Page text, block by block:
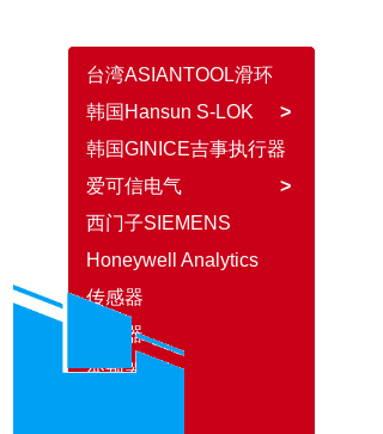
台湾ASIANTOOL滑环
韩国Hansun S-LOK
>
韩国GINICE吉事执行器
爱可信电气
>
西门子SIEMENS
Honeywell Analytics
传感器
继电器
变频器